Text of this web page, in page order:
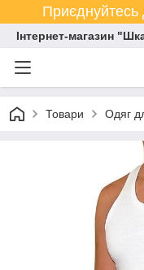
Приєднуйтесь
Інтернет-магазин
Товари Одяг